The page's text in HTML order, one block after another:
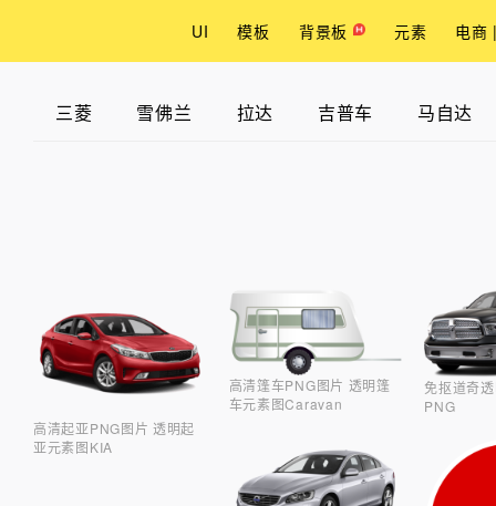
UI 模板 背景板 元素 电商
三菱 雪佛兰 拉达 吉普车 马自达
高清起亚PNG图片 透明起
亚元素图KIA
高清篷车PNG图片 透明篷
车元素图Caravan
免抠道奇
PNG